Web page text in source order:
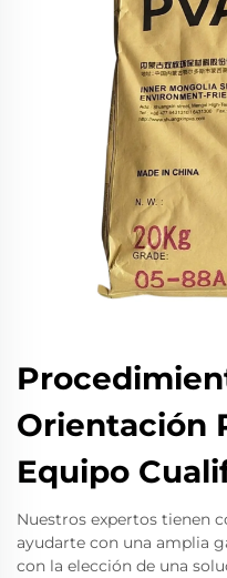
Orientación
Equipo
Nuestros expertos tienen
ayudarte con una amplia
con la elección de una